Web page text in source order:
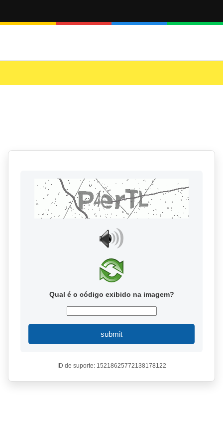
Qual é o código exibido na imagem?
submit
ID de suporte: 15218625772138178122